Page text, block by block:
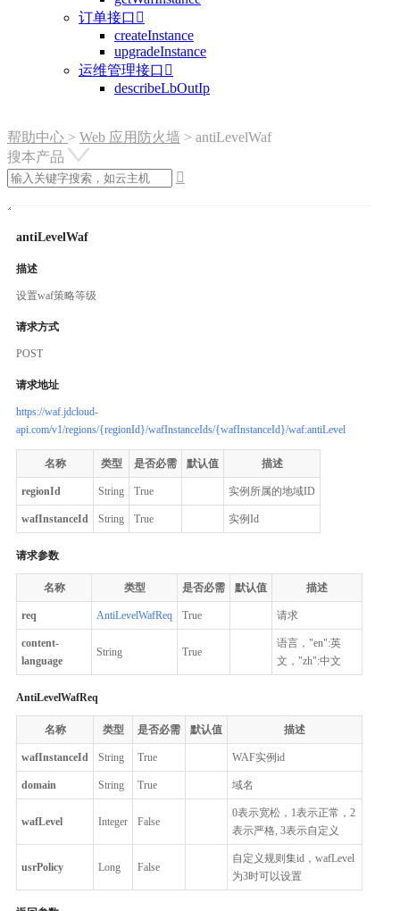
订单接口 
createInstance
upgradeInstance
运维管理接口 
describeLbOutIp
帮助中心 > Web 应用防火墙 > antiLevelWaf
搜本产品

antiLevelWaf
描述
设置waf策略等级
请求方式
POST
请求地址
https://waf.jdcloud-
api.com/v1/regions/{regionId}/wafInstanceIds/{wafInstanceId}/waf:antiLevel
名称 类型 是否必需 默认值 描述
regionId String True 实例所属的地域ID
wafInstanceId String True 实例Id
请求参数
名称 类型 是否必需 默认值 描述
req AntiLevelWafReq True 请求
content-
language
String True
语言，"en":英
文，"zh":中文
AntiLevelWafReq
名称 类型 是否必需 默认值 描述
wafInstanceId String True WAF实例id
domain String True 域名
wafLevel Integer False
0表示宽松，1表示正常，2
表示严格, 3表示自定义
usrPolicy Long False
自定义规则集id，wafLevel
为3时可以设置